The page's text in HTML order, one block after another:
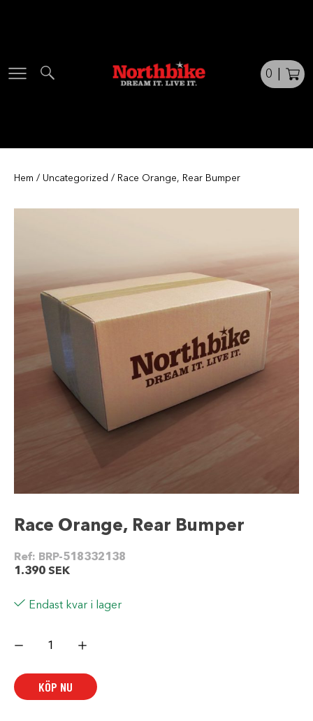
0
Hem / Uncategorized / Race Orange, Rear Bumper
Race Orange, Rear Bumper
Ref: BRP-518332138
1.390 SEK
Endast kvar i lager
Orange,
mängd
KÖP NU